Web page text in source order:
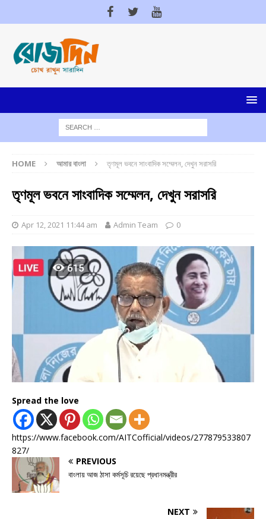
HOME আমার বাংলা তৃণমূল ভবনে সাংবাদিক সম্মেলন, দেখুন সরাসরি
তৃণমূল ভবনে সাংবাদিক সম্মেলন, দেখুন সরাসরি
Apr 12, 2021 11:44 am Admin Team 0
Spread the love
https://www.facebook.com/AITCofficial/videos/277879533807
827/
PREVIOUS
বাংলায় আজ ঠাসা কর্মসূচি রয়েছে প্রধানমন্ত্রীর
NEXT